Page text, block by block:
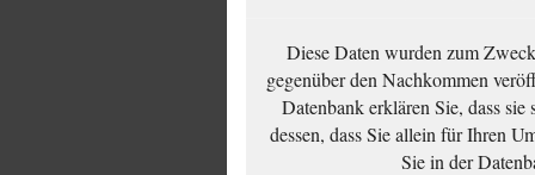
Diese Daten wurden zum
gegenüber den Nachkommen
Datenbank erklären Sie, dass sie
dessen, dass Sie allein für Ihren
Sie in der